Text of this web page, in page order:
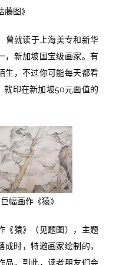
图》
曾就读于上海美专和新华
，新加坡国宝级画家。有
生，不过你可能每天都看
就印在新加坡50元面值的
幅画作《猿》
《猿》（见题图），主题
成时，特邀画家绘制的，
品。到此，读者朋友们会